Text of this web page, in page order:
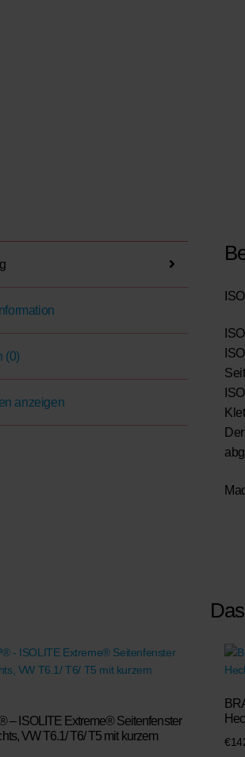
(0)
anzeigen
– ISOLITE Extreme® Seitenfenster
VW T6.1/ T6/ T5 mit kurzem
€